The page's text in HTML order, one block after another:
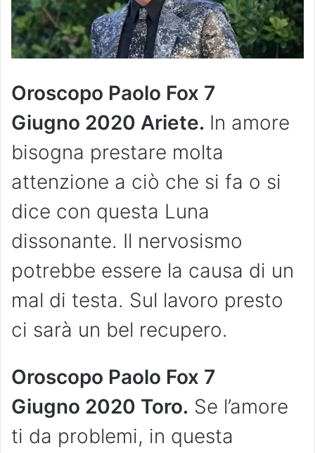
Oroscopo Paolo Fox 7
Giugno 2020 Ariete. In amore
bisogna prestare molta
attenzione a ciò che si fa o si
dice con questa Luna
dissonante. Il nervosismo
potrebbe essere la causa di un
mal di testa. Sul lavoro presto
ci sarà un bel recupero.
Oroscopo Paolo Fox 7
Giugno 2020 Toro. Se l’amore
ti da problemi, in questa